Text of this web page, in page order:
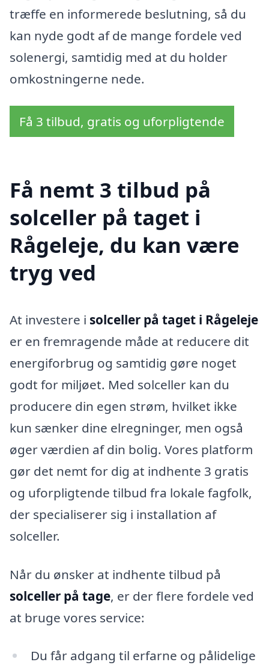
træffe en informerede beslutning, så du
kan nyde godt af de mange fordele ved
solenergi, samtidig med at du holder
omkostningerne nede.
Få 3 tilbud, gratis og uforpligtende
Få nemt 3 tilbud på
solceller på taget i
Rågeleje, du kan være
tryg ved
At investere i solceller på taget i Rågeleje
er en fremragende måde at reducere dit
energiforbrug og samtidig gøre noget
godt for miljøet. Med solceller kan du
producere din egen strøm, hvilket ikke
kun sænker dine elregninger, men også
øger værdien af din bolig. Vores platform
gør det nemt for dig at indhente 3 gratis
og uforpligtende tilbud fra lokale fagfolk,
der specialiserer sig i installation af
solceller.
Når du ønsker at indhente tilbud på
solceller på tage, er der flere fordele ved
at bruge vores service:
Du får adgang til erfarne og pålidelige